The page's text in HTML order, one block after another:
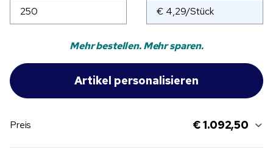
Mehr bestellen. Mehr sparen.
Preis € 1.092,50